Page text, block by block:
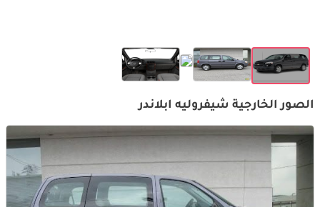
الصور الخارجية شيفروليه ابلاندر